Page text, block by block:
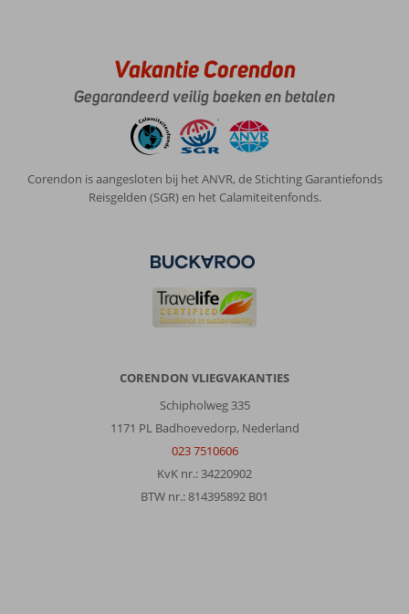
Vakantie Corendon
Gegarandeerd veilig boeken en betalen
Corendon is aangesloten bij het ANVR, de Stichting Garantiefonds
Reisgelden (SGR) en het Calamiteitenfonds.
CORENDON VLIEGVAKANTIES
Schipholweg 335
1171 PL Badhoevedorp, Nederland
023 7510606
KvK nr.: 34220902
BTW nr.: 814395892 B01